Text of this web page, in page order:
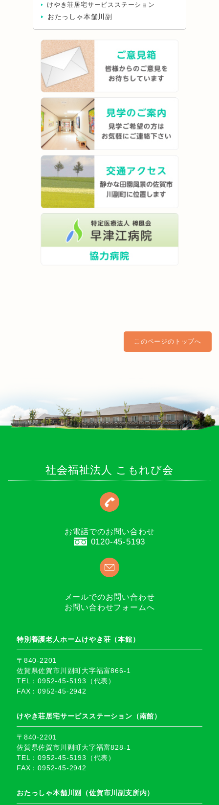
けやき荘居宅サービスステーション
おたっしゃ本舗川副
このページのトップへ
社会福祉法人 こもれび会
お電話でのお問い合わせ
0120-45-5193
メールでのお問い合わせ
お問い合わせフォームへ
特別養護老人ホームけやき荘（本館）
〒840-2201
佐賀県佐賀市川副町大字福富866-1
TEL：0952-45-5193（代表）
FAX：0952-45-2942
けやき荘居宅サービスステーション（南館）
〒840-2201
佐賀県佐賀市川副町大字福富828-1
TEL：0952-45-5193（代表）
FAX：0952-45-2942
おたっしゃ本舗川副（佐賀市川副支所内）